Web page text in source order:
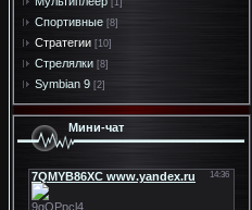
[1]
Спортивные [8]
Стратегии [10]
Стрелялки [8]
Symbian 9 [2]
Мини-чат